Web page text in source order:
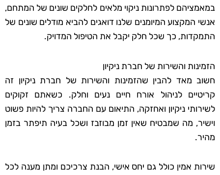
במאמציהם לפתרונות ניקוי מלאים לחלקים שונים של המתחם,
אנשי המקצוע המיומנים שלנו דואגים להביא מודלים שונים של
התמקדות, כך שכל חלק יקבל את הטיפול המדויק.
הזמינות והשירות של חברת ניקיון
חשוב מאד להבין שהזמינות והשירות של חברת ניקיון זה
קריטיים לניהול אורח חיים נעים וחלק. כשאתם זקוקים
לשירותי ניקיון ואחזקה, התיאום עם החברה צריך להיות פשוט
וישיר, מה שמבטיח שאין זמן מבוזבז ושכל בעיה תיפתר בזמן
מהיר.
שירות אמין כולל גם יחס אישי, הבנת צרכיכם ומתן מענה לכל